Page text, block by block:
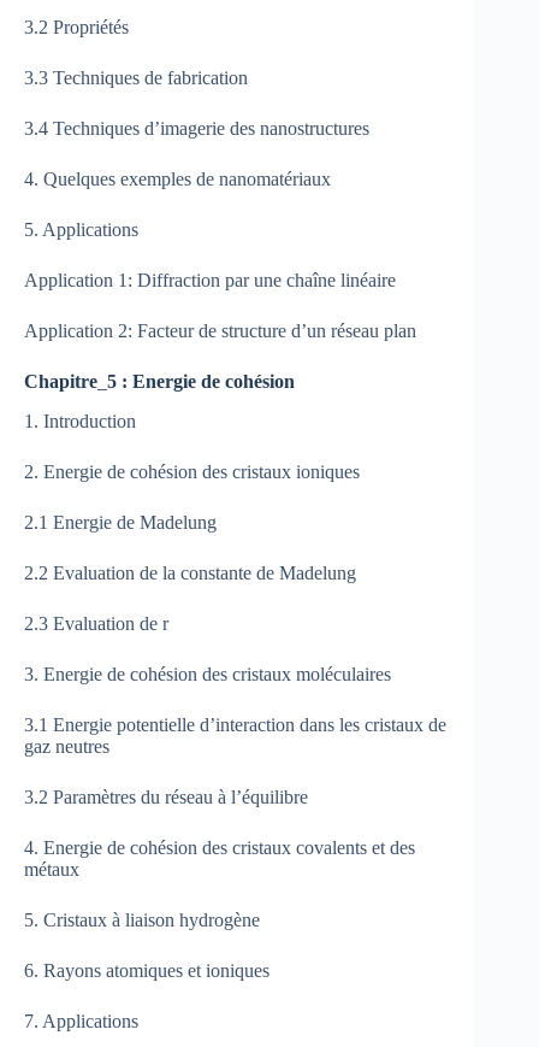
3.2 Propriétés
3.3 Techniques de fabrication
3.4 Techniques d’imagerie des nanostructures
4. Quelques exemples de nanomatériaux
5. Applications
Application 1: Diffraction par une chaîne linéaire
Application 2: Facteur de structure d’un réseau plan
Chapitre 5 : Energie de cohésion
1. Introduction
2. Energie de cohésion des cristaux ioniques
2.1 Energie de Madelung
2.2 Evaluation de la constante de Madelung
2.3 Evaluation de r
3. Energie de cohésion des cristaux moléculaires
3.1 Energie potentielle d’interaction dans les cristaux de
gaz neutres
3.2 Paramètres du réseau à l’équilibre
4. Energie de cohésion des cristaux covalents et des
métaux
5. Cristaux à liaison hydrogène
6. Rayons atomiques et ioniques
7. Applications